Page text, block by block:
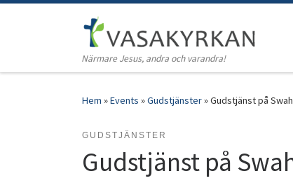
Hoppa till innehåll
Närmare Jesus, andra och varandra!
Hem »Events »Gudstjänster»Gudstjänst på
GUDSTJÄNSTER
Gudstjänst på